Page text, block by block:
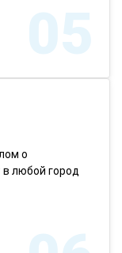
05
о
любой город